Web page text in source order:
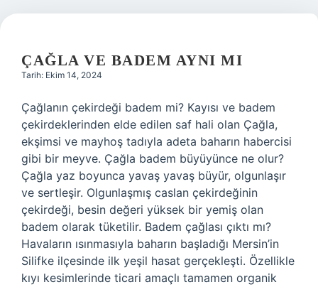
ÇAĞLA VE BADEM AYNI MI
Tarih: Ekim 14, 2024
Çağlanın çekirdeği badem mi? Kayısı ve badem
çekirdeklerinden elde edilen saf hali olan Çağla,
ekşimsi ve mayhoş tadıyla adeta baharın habercisi
gibi bir meyve. Çağla badem büyüyünce ne olur?
Çağla yaz boyunca yavaş yavaş büyür, olgunlaşır
ve sertleşir. Olgunlaşmış caslan çekirdeğinin
çekirdeği, besin değeri yüksek bir yemiş olan
badem olarak tüketilir. Badem çağlası çıktı mı?
Havaların ısınmasıyla baharın başladığı Mersin’in
Silifke ilçesinde ilk yeşil hasat gerçekleşti. Özellikle
kıyı kesimlerinde ticari amaçlı tamamen organik